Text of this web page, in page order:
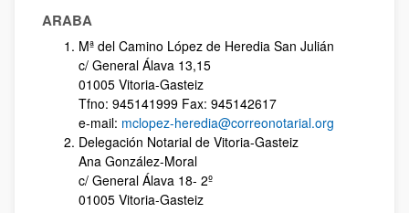
ARABA
Mª del Camino López de Heredia San Julián
c/ General Álava 13,15
01005 Vitoria-Gasteiz
Tfno: 945141999 Fax: 945142617
e-mail: mclopez-heredia@correonotarial.org
Delegación Notarial de Vitoria-Gasteiz
Ana González-Moral
c/ General Álava 18- 2º
01005 Vitoria-Gasteiz